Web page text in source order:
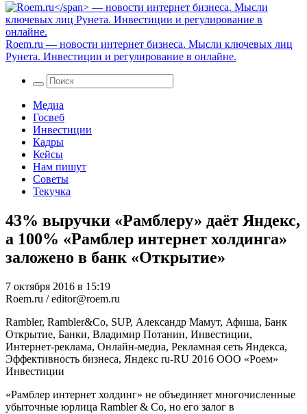
Roem.ru — новости интернет бизнеса. Мысли ключевых лиц
Рунета. Инвестиции и регулирование в онлайне.
Медиа
Госвеб
Инвестиции
Кадры
Кейсы
Нам пишут
Советы
Текучка
43% выручки «Рамблеру» даёт Яндекс,
а 100% «Рамблер интернет холдинга»
заложено в банк «Открытие»
7 октября 2016 в 15:19
Roem.ru / editor@roem.ru
Rambler, Rambler&Co, SUP, Александр Мамут, Афиша, Банк
Открытие, Банки, Владимир Потанин, Инвестиции,
Интернет-реклама, Онлайн-медиа, Рекламная сеть Яндекса,
Эффективность бизнеса, Яндекс ru-RU 2016 ООО «Роем»
Инвестиции
«Рамблер интернет холдинг» не объединяет многочисленные
убыточные юрлица Rambler & Co, но его залог в